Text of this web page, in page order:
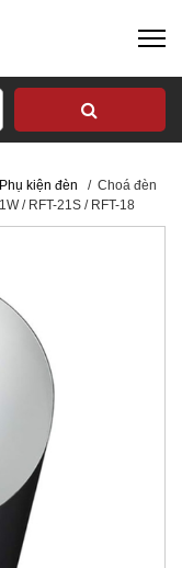
Phụ kiện đèn / Choá đèn
/ RFT-21S / RFT-18